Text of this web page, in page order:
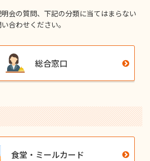
会の質問、下記の分類に当てはまらない
合わせください。
総合窓口
食堂・ミールカード